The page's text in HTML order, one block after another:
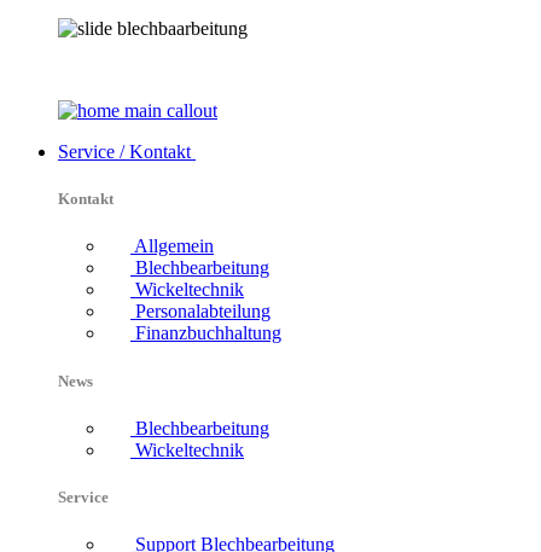
Service / Kontakt
Kontakt
Allgemein
Blechbearbeitung
Wickeltechnik
Personalabteilung
Finanzbuchhaltung
News
Blechbearbeitung
Wickeltechnik
Service
Support Blechbearbeitung